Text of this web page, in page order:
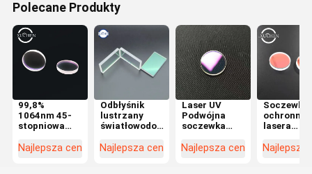
Polecane Produkty
99,8%
1064nm 45-
stopniowa
odblaskowa w
Najlepsza cena
Odbłyśnik
lustrzany
światłowodowy
skupiający
Najlepsza cena
Laser UV
Podwójna
soczewka
45 stopni
Najlepsza cena
Soczewka
ochronna
lasera
30 mm w
Najlepsza